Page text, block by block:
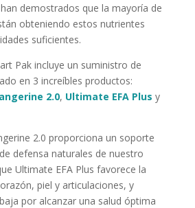
demostrados que la mayoría de
obteniendo estos nutrientes
suficientes.
Pak incluye un suministro de
en 3 increíbles productos:
2.0, Ultimate EFA Plus y
2.0 proporciona un soporte
defensa naturales de nuestro
Ultimate EFA Plus favorece la
piel y articulaciones, y
por alcanzar una salud óptima